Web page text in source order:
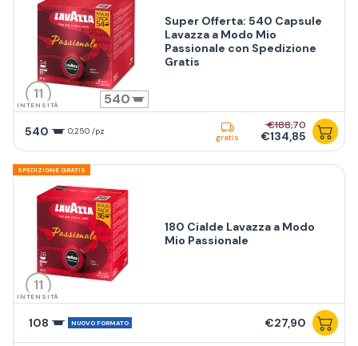
11
INTENSITÀ 540
Super Offerta: 540 Capsule
Lavazza a Modo Mio
Passionale con Spedizione
Gratis
540 0,250 /pz
gratis
€188,70
€134,85
SPEDIZIONE GRATIS
11
INTENSITÀ
180 Cialde Lavazza a Modo
Mio Passionale
108 NUOVO FORMATO €27,90